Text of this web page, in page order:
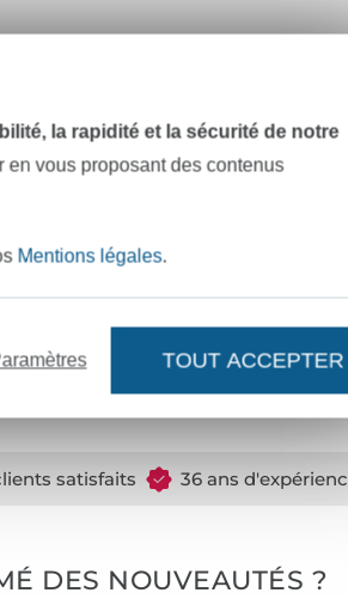
satisfaits 36 ans
DES NOUVEAUTÉS ?
la rapidité et la sécurité de notre
en vous proposant des contenus
Mentions légales.
TOUT ACCEPTER